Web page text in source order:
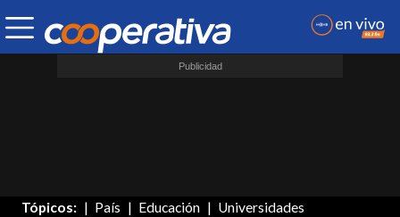
Tópicos: País Educación Universidades